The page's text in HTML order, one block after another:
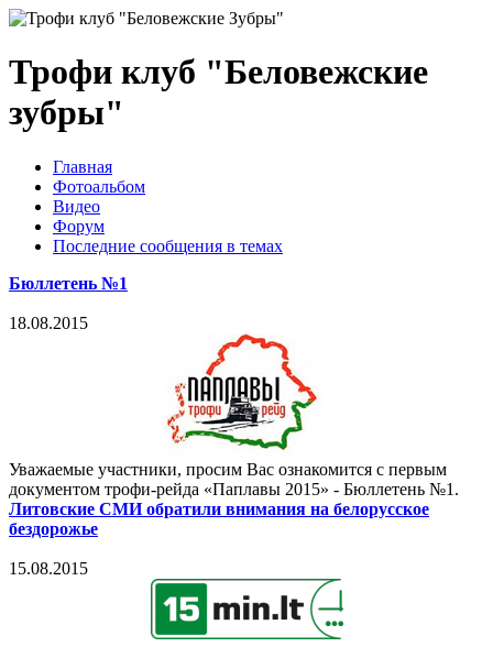
Трофи клуб "Беловежские
зубры"
Главная
Фотоальбом
Видео
Форум
Последние сообщения в темах
Бюллетень №1
18.08.2015
Уважаемые участники, просим Вас ознакомится с первым
документом трофи-рейда «Паплавы 2015» - Бюллетень №1.
Литовские СМИ обратили внимания на белорусское
бездорожье
15.08.2015